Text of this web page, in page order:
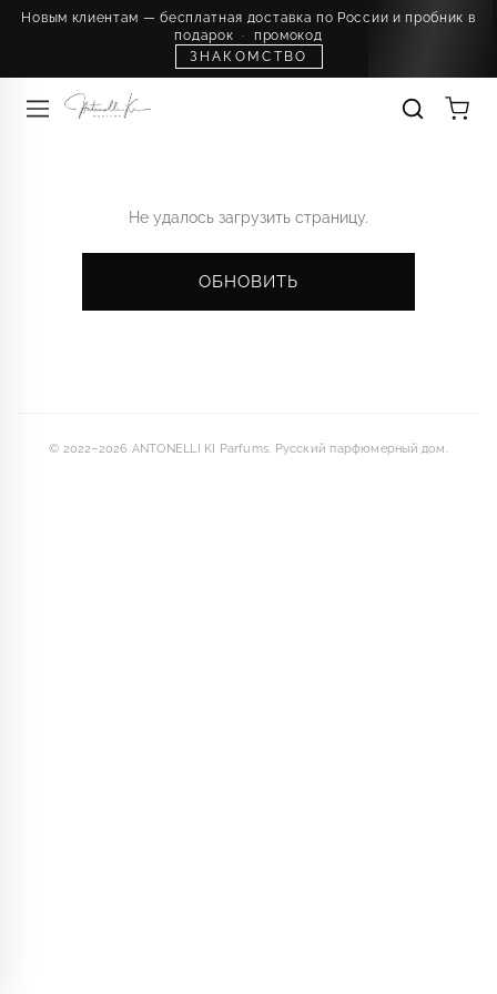
Новым клиентам — бесплатная доставка по России и пробник в
подарок ·
промокод
ЗНАКОМСТВО
Не удалось загрузить страницу.
ОБНОВИТЬ
© 2022–2026 ANTONELLI KI Parfums. Русский парфюмерный дом.